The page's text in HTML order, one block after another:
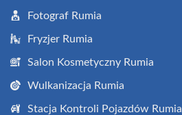
Fotograf Rumia
Fryzjer Rumia
Salon Kosmetyczny Rumia
Wulkanizacja Rumia
Stacja Kontroli Pojazdów Rumia